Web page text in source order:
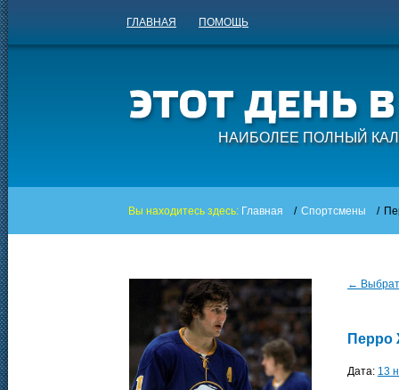
ГЛАВНАЯ ПОМОЩЬ
НАИБОЛЕЕ ПОЛНЫЙ
Вы находитесь здесь: Главная / Спортсмены /
←
Перро
Дата: 13